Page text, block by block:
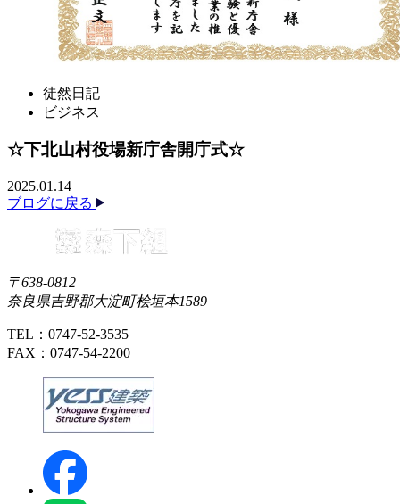
徒然日記
ビジネス
☆下北山村役場新庁舎開庁式☆
2025.01.14
ブログに戻る
〒638-0812
奈良県吉野郡大淀町桧垣本1589
TEL：0747-52-3535
FAX：0747-54-2200